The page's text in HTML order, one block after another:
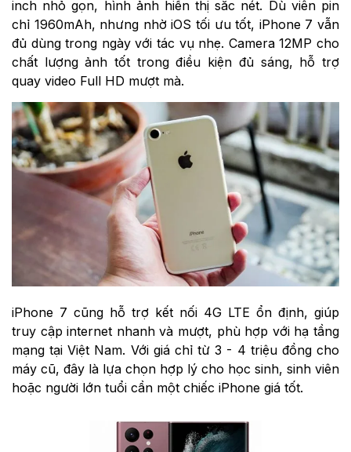
inch nhỏ gọn, hình ảnh hiển thị sắc nét. Dù viên pin
chỉ 1960mAh, nhưng nhờ iOS tối ưu tốt, iPhone 7 vẫn
đủ dùng trong ngày với tác vụ nhẹ. Camera 12MP cho
chất lượng ảnh tốt trong điều kiện đủ sáng, hỗ trợ
quay video Full HD mượt mà.
iPhone 7 cũng hỗ trợ kết nối 4G LTE ổn định, giúp
truy cập internet nhanh và mượt, phù hợp với hạ tầng
mạng tại Việt Nam. Với giá chỉ từ 3 - 4 triệu đồng cho
máy cũ, đây là lựa chọn hợp lý cho học sinh, sinh viên
hoặc người lớn tuổi cần một chiếc iPhone giá tốt.